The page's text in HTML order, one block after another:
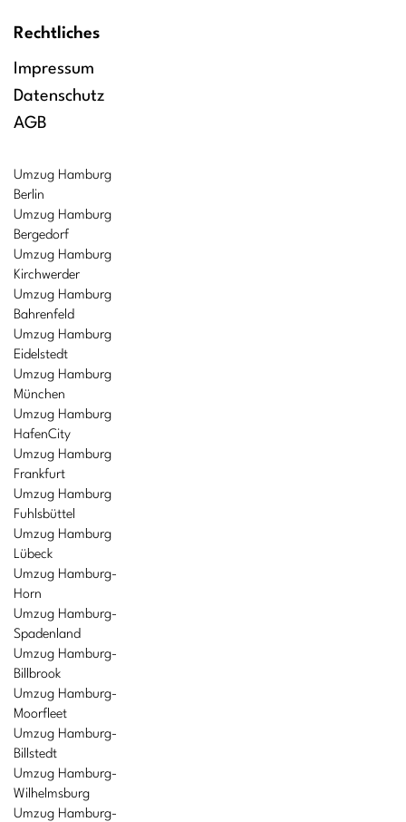
Rechtliches
Impressum
Datenschutz
AGB
Umzug Hamburg
Berlin
Umzug Hamburg
Bergedorf
Umzug Hamburg
Kirchwerder
Umzug Hamburg
Bahrenfeld
Umzug Hamburg
Eidelstedt
Umzug Hamburg
München
Umzug Hamburg
HafenCity
Umzug Hamburg
Frankfurt
Umzug Hamburg
Fuhlsbüttel
Umzug Hamburg
Lübeck
Umzug Hamburg-
Horn
Umzug Hamburg-
Spadenland
Umzug Hamburg-
Billbrook
Umzug Hamburg-
Moorfleet
Umzug Hamburg-
Billstedt
Umzug Hamburg-
Wilhelmsburg
Umzug Hamburg-